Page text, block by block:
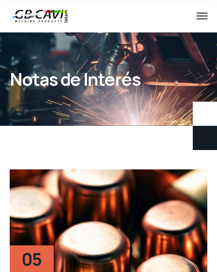
Notas de Interés
05